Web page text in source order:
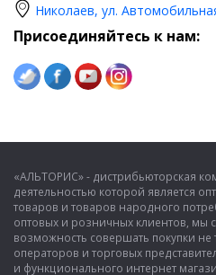
Николаев, ул.
Присоединяйтесь к нам:
«АЛЬТОРИС» - дистрибьюторская
деятельностью которой является
товаров и товаров народного
оптовых и розничных клиентов, мы
возможность совершать покупки
операторов и торговых
и функционального интернет